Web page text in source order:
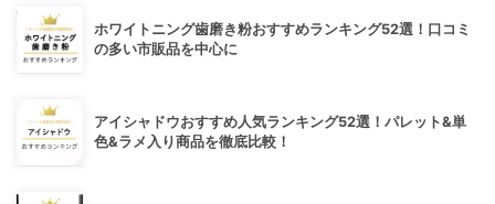
ホワイトニング歯磨き粉おすすめランキング52選！口コミ
の多い市販品を中心に
アイシャドウおすすめ人気ランキング52選！パレット&単
色&ラメ入り商品を徹底比較！